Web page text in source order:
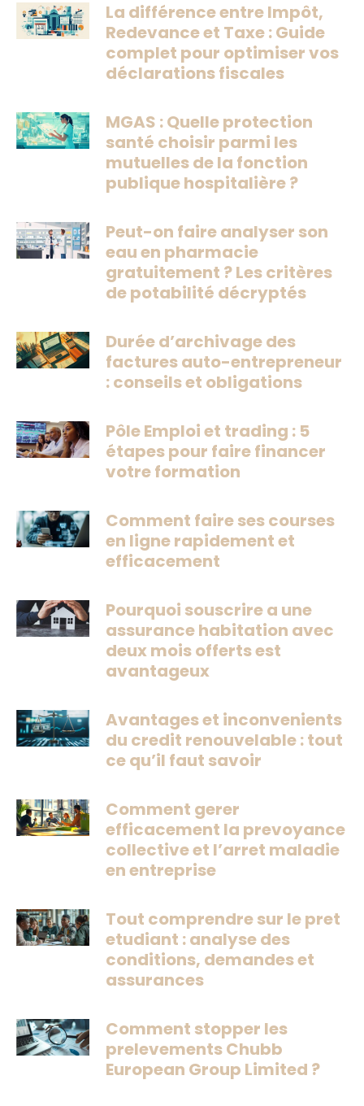
La différence entre Impôt,
Redevance et Taxe : Guide
complet pour optimiser vos
déclarations fiscales
MGAS : Quelle protection
santé choisir parmi les
mutuelles de la fonction
publique hospitalière ?
Peut-on faire analyser son
eau en pharmacie
gratuitement ? Les critères
de potabilité décryptés
Durée d’archivage des
factures auto-entrepreneur
: conseils et obligations
Pôle Emploi et trading : 5
étapes pour faire financer
votre formation
Comment faire ses courses
en ligne rapidement et
efficacement
Pourquoi souscrire a une
assurance habitation avec
deux mois offerts est
avantageux
Avantages et inconvenients
du credit renouvelable : tout
ce qu’il faut savoir
Comment gerer
efficacement la prevoyance
collective et l’arret maladie
en entreprise
Tout comprendre sur le pret
etudiant : analyse des
conditions, demandes et
assurances
Comment stopper les
prelevements Chubb
European Group Limited ?